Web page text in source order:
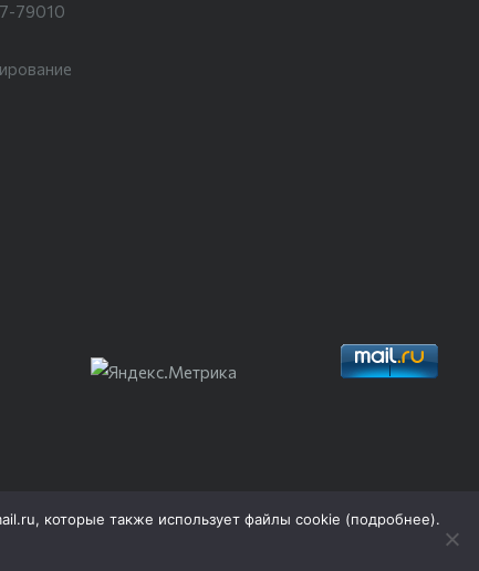
79010
которые также использует файлы cookie (подробнее).